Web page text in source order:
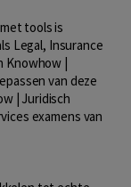
tools is
Legal, Insurance
Knowhow |
van deze
| Juridisch
examens van